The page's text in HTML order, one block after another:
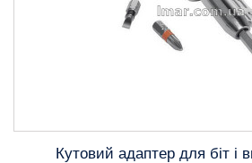
Кутовий адаптер для біт і